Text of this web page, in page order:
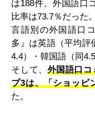
は188件、外国語口
比率は73.7％だった。
言語別の外国語口
多』は英語（平均評
4.4）・韓国語（同4.5
そして、 外国語口コ
プ3は、「ショッピ
た。